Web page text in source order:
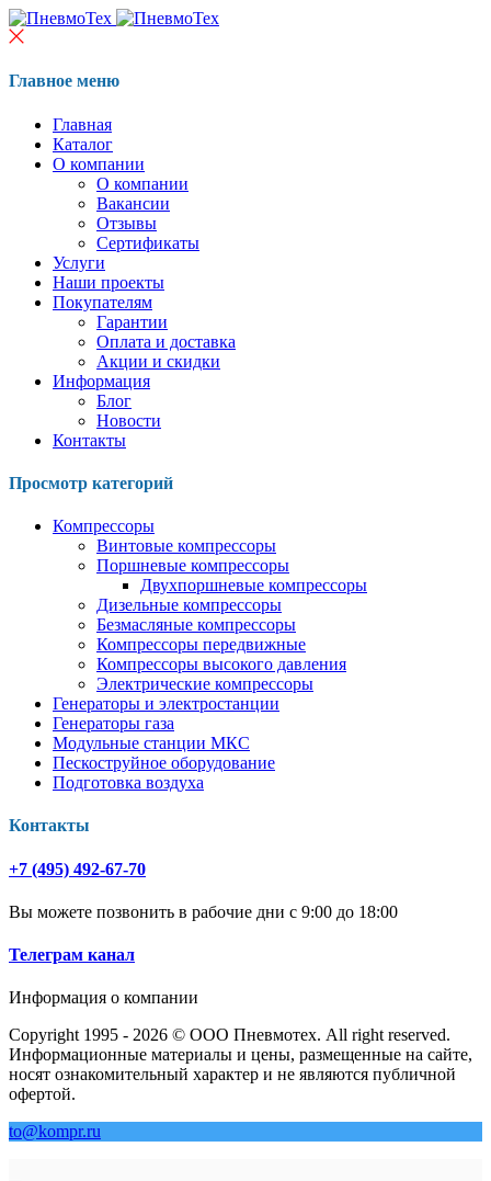
Главное меню
Главная
Каталог
О компании
О компании
Вакансии
Отзывы
Сертификаты
Услуги
Наши проекты
Покупателям
Гарантии
Оплата и доставка
Акции и скидки
Информация
Блог
Новости
Контакты
Просмотр категорий
Компрессоры
Винтовые компрессоры
Поршневые компрессоры
Двухпоршневые компрессоры
Дизельные компрессоры
Безмасляные компрессоры
Компрессоры передвижные
Компрессоры высокого давления
Электрические компрессоры
Генераторы и электростанции
Генераторы газа
Модульные станции МКС
Пескоструйное оборудование
Подготовка воздуха
Контакты
+7 (495) 492-67-70
Вы можете позвонить в рабочие дни с 9:00 до 18:00
Телеграм канал
Информация о компании
Copyright 1995 - 2026 © ООО Пневмотех. All right reserved.
Информационные материалы и цены, размещенные на сайте,
носят ознакомительный характер и не являются публичной
офертой.
to@kompr.ru